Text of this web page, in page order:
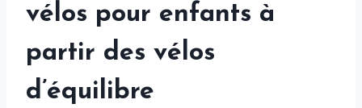
vélos pour enfants à
partir des vélos
d’équilibre